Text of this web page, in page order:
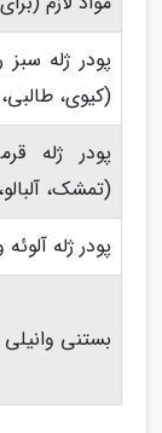
پودر ژله
(کیوی،
پودر ژله
(تمشک،
پودر ژله آلوئه
بستنی وانیلی